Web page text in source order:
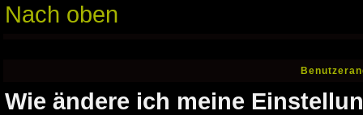
Nach oben
Wie ändere ich meine